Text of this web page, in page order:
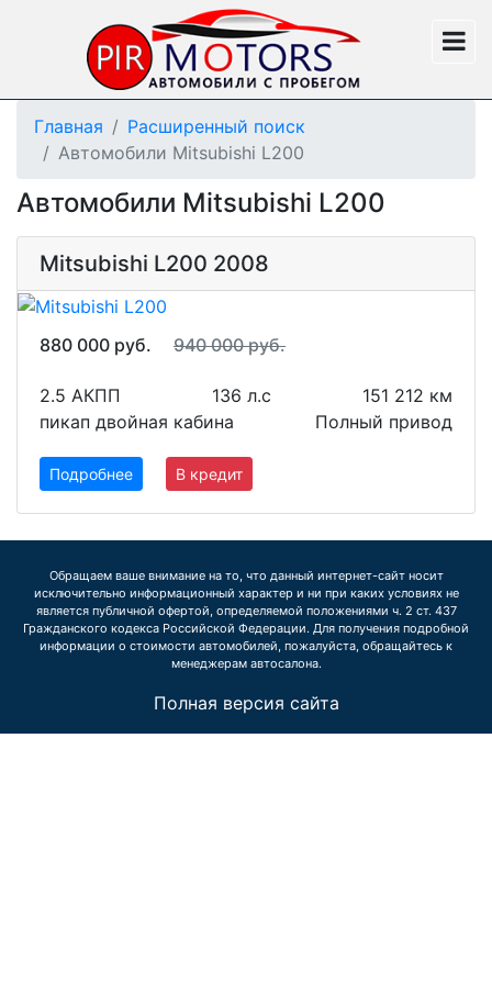
Главная
Расширенный поиск
Автомобили Mitsubishi L200
Автомобили Mitsubishi L200
Mitsubishi L200 2008
880 000 руб. 940 000 руб.
2.5 АКПП 136 л.с
151 212 км
пикап двойная кабина
Полный привод
Подробнее В кредит
Обращаем ваше внимание на то, что данный интернет-сайт носит
исключительно информационный характер и ни при каких условиях не
является публичной офертой, определяемой положениями ч. 2 ст. 437
Гражданского кодекса Российской Федерации. Для получения подробной
информации о стоимости автомобилей, пожалуйста, обращайтесь к
менеджерам автосалона.
Полная версия сайта